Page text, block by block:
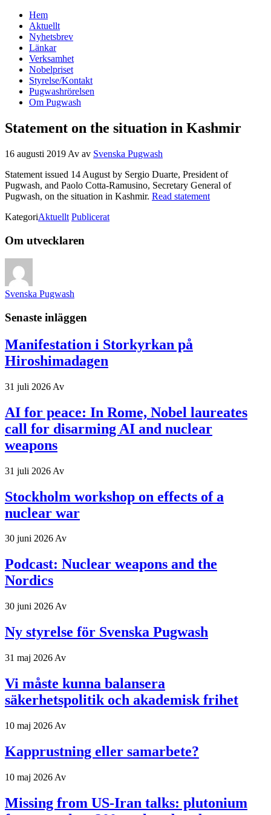
Svenska Pugwash
Hem
Aktuellt
Nyhetsbrev
Länkar
Verksamhet
Nobelpriset
Styrelse/Kontakt
Pugwashrörelsen
Om Pugwash
Statement on the situation in Kashmir
16 augusti 2019 Av av Svenska Pugwash
Statement issued 14 August by Sergio Duarte, President of
Pugwash, and Paolo Cotta-Ramusino, Secretary General of
Pugwash, on the situation in Kashmir. Read statement
KategoriAktuellt Publicerat
Om utvecklaren
Svenska Pugwash
Senaste inläggen
Manifestation i Storkyrkan på
Hiroshimadagen
31 juli 2026 Av
AI for peace: In Rome, Nobel laureates
call for disarming AI and nuclear
weapons
31 juli 2026 Av
Stockholm workshop on effects of a
nuclear war
30 juni 2026Av
Podcast: Nuclear weapons and the
Nordics
30 juni 2026 Av
Ny styrelse för Svenska Pugwash
31 maj 2026 Av
Vi måste kunna balansera
säkerhetspolitik och akademisk frihet
10 maj 2026 Av
Kapprustning eller samarbete?
10 maj 2026 Av
Missing from US-Iran talks: plutonium